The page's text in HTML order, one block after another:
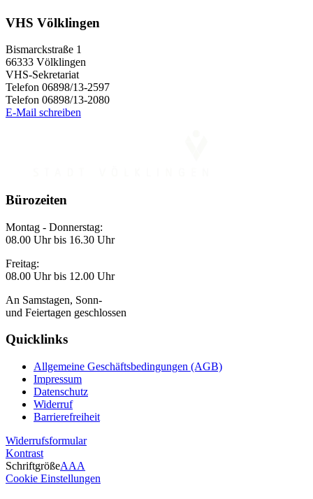
VHS Völklingen
Bismarckstraße 1
66333 Völklingen
VHS-Sekretariat
Telefon 06898/13-2597
Telefon 06898/13-2080
E-Mail schreiben
Bürozeiten
Montag - Donnerstag:
08.00 Uhr bis 16.30 Uhr
Freitag:
08.00 Uhr bis 12.00 Uhr
An Samstagen, Sonn-
und Feiertagen geschlossen
Quicklinks
Allgemeine Geschäftsbedingungen (AGB)
Impressum
Datenschutz
Widerruf
Barrierefreiheit
Widerrufsformular
Kontrast
SchriftgrößeAAA
Cookie Einstellungen